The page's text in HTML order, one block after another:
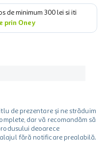
de minimum 300 lei si iti
prin Oney
de prezentare și ne străduim
dar vă recomandăm să
deoarece
fără notificare prealabilă.